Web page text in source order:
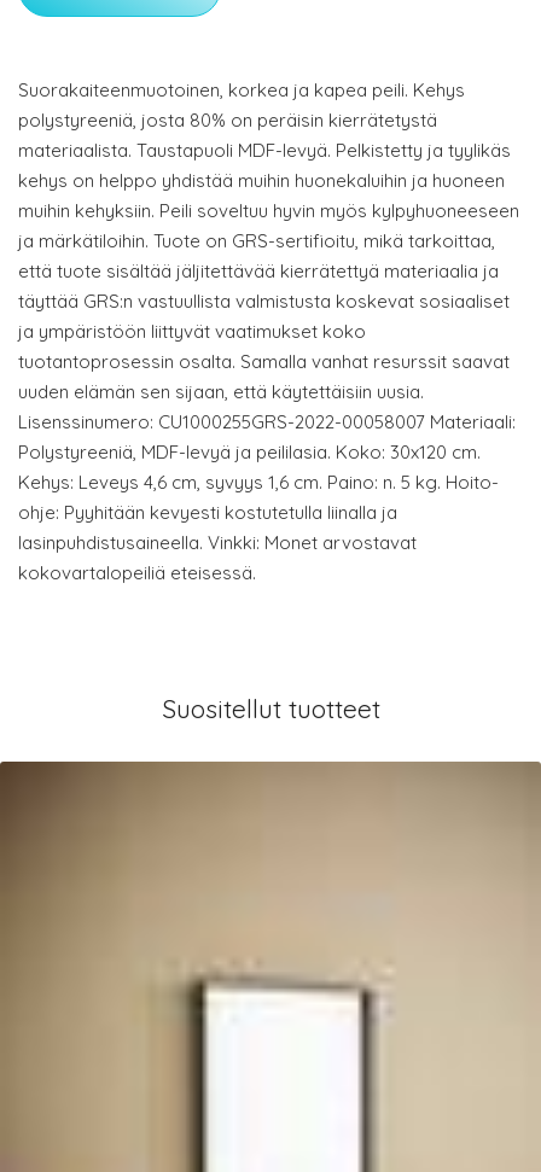
Suorakaiteenmuotoinen, korkea ja kapea peili. Kehys
polystyreeniä, josta 80% on peräisin kierrätetystä
materiaalista. Taustapuoli MDF-levyä. Pelkistetty ja tyylikäs
kehys on helppo yhdistää muihin huonekaluihin ja huoneen
muihin kehyksiin. Peili soveltuu hyvin myös kylpyhuoneeseen
ja märkätiloihin. Tuote on GRS-sertifioitu, mikä tarkoittaa,
että tuote sisältää jäljitettävää kierrätettyä materiaalia ja
täyttää GRS:n vastuullista valmistusta koskevat sosiaaliset
ja ympäristöön liittyvät vaatimukset koko
tuotantoprosessin osalta. Samalla vanhat resurssit saavat
uuden elämän sen sijaan, että käytettäisiin uusia.
Lisenssinumero: CU1000255GRS-2022-00058007 Materiaali:
Polystyreeniä, MDF-levyä ja peililasia. Koko: 30x120 cm.
Kehys: Leveys 4,6 cm, syvyys 1,6 cm. Paino: n. 5 kg. Hoito-
ohje: Pyyhitään kevyesti kostutetulla liinalla ja
lasinpuhdistusaineella. Vinkki: Monet arvostavat
kokovartalopeiliä eteisessä.
Suositellut tuotteet